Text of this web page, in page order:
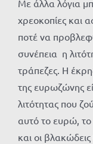
Με άλλα λόγια
χρεοκοπίες και
ποτέ να
συνέπεια η
τράπεζες. Η
της ευρωζώνης
λιτότητας που
αυτό το ευρώ,
και οι